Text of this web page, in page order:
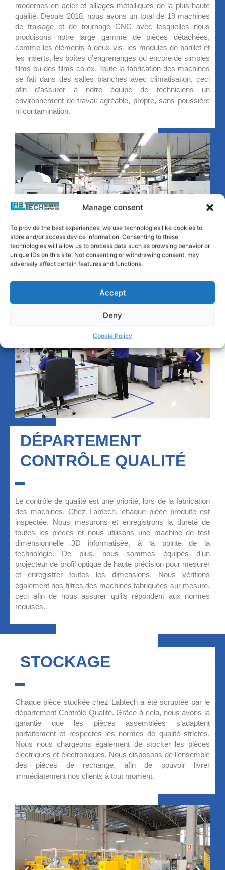
Manage consent
To provide the best experiences, we use technologies like cookies to
store and/or access device information. Consenting to these
technologies will allow us to process data such as browsing behavior or
unique IDs on this site. Not consenting or withdrawing consent, may
adversely affect certain features and functions.
Accept
Deny
Cookie Policy
modernes en acier et alliages métalliques de la plus haute
qualité. Depuis 2018, nous avons un total de 19 machines
de fraisage et de tournage CNC avec lesquelles nous
produisons notre large gamme de pièces détachées,
comme les éléments à deux vis, les modules de barillet et
les inserts, les boîtes d’engrenanges ou encore de simples
films ou des films co-ex. Toute la fabrication des machines
se fait dans des salles blanches avec climatisation, ceci
afin d’assurer à notre équipe de techniciens un
environnement de travail agréable, propre, sans poussière
ni contamination.
DÉPARTEMENT
CONTRÔLE QUALITÉ
Le contrôle de qualité est une priorité, lors de la fabrication
des machines. Chez Labtech, chaque pièce produite est
inspectée. Nous mesurons et enregistrons la dureté de
toutes les pièces et nous utilisons une machine de test
dimensionnelle 3D informatisée, à la pointe de la
technologie. De plus, nous sommes équipés d’un
projecteur de profil optique de haute précision pour mesurer
et enregistrer toutes les dimensions. Nous vérifions
également nos filtres des machines fabriquées sur mesure,
ceci afin de nous assurer qu’ils répondent aux normes
requises.
STOCKAGE
Chaque pièce stockée chez Labtech a été scruptée par le
département Contrôle Qualité. Grâce à cela, nous avons la
garantie que les pièces assemblées s’adaptent
parfaitement et respectes les normes de qualité strictes.
Nous nous chargeons également de stocker les pièces
électriques et électroniques. Nous disposons de l’ensemble
des pièces de rechange, afin de pouvoir livrer
immédiatement nos clients à tout moment.